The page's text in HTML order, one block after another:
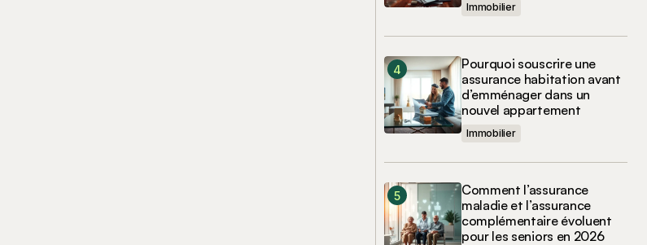
Immobilier
Pourquoi souscrire une
assurance habitation avant
d’emménager dans un
nouvel appartement
Immobilier
Comment l’assurance
maladie et l’assurance
complémentaire évoluent
pour les seniors en 2026